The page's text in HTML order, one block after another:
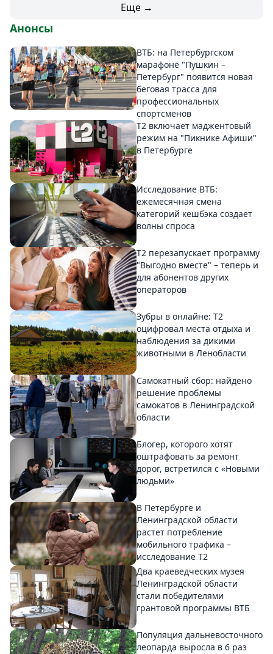
Еще →
Анонсы
ВТБ: на Петербургском
марафоне "Пушкин –
Петербург" появится новая
беговая трасса для
профессиональных
спортсменов
Т2 включает маджентовый
режим на "Пикнике Афиши"
в Петербурге
Исследование ВТБ:
ежемесячная смена
категорий кешбэка создает
волны спроса
Т2 перезапускает программу
"Выгодно вместе" – теперь и
для абонентов других
операторов
Зубры в онлайне: Т2
оцифровал места отдыха и
наблюдения за дикими
животными в Ленобласти
Самокатный сбор: найдено
решение проблемы
самокатов в Ленинградской
области
Блогер, которого хотят
оштрафовать за ремонт
дорог, встретился с «Новыми
людьми»
В Петербурге и
Ленинградской области
растет потребление
мобильного трафика –
исследование T2
Два краеведческих музея
Ленинградской области
стали победителями
грантовой программы ВТБ
Популяция дальневосточного
леопарда выросла в 6 раз